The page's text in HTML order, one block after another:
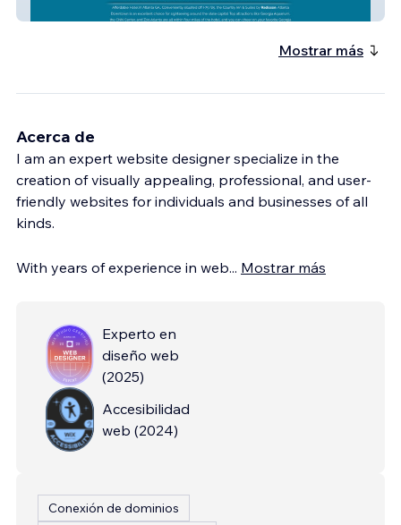
Country Inn Atlanta
Mostrar más
Acerca de
I am an expert website designer specialize in the
creation of visually appealing, professional, and user-
friendly websites for individuals and businesses of all
kinds.
With years of experience in web... Mostrar más
Experto en
diseño web
(2025)
Accesibilidad
web (2024)
Conexión de dominios